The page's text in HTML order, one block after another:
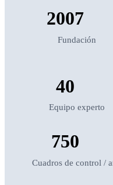
2007
Fundación
40
Equipo experto
750
Cuadros de control /